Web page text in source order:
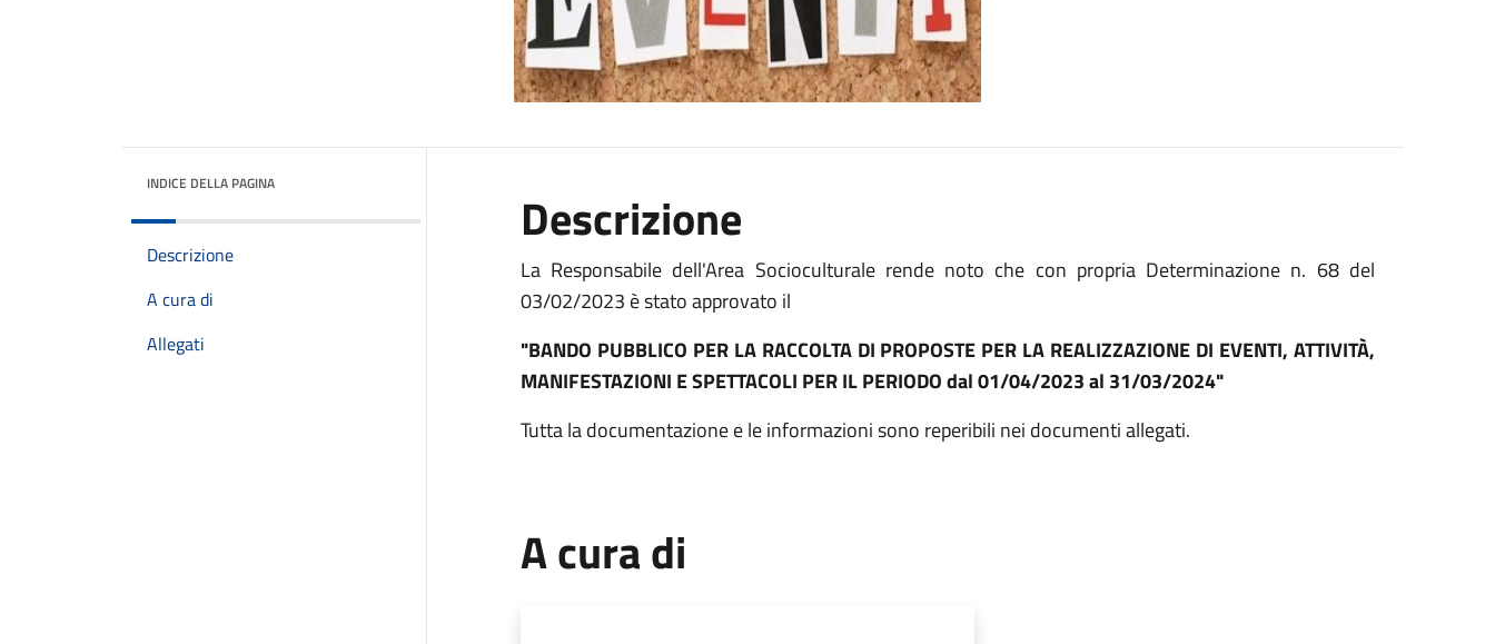
INDICE DELLA PAGINA
Descrizione
A cura di
Allegati
Descrizione
La Responsabile dell'Area Socioculturale rende noto che con propria Determinazione n. 68 del
03/02/2023 è stato approvato il
"BANDO PUBBLICO PER LA RACCOLTA DI PROPOSTE PER LA REALIZZAZIONE DI EVENTI, ATTIVITÀ,
MANIFESTAZIONI E SPETTACOLI PER IL PERIODO dal 01/04/2023 al 31/03/2024"
Tutta la documentazione e le informazioni sono reperibili nei documenti allegati.
A cura di